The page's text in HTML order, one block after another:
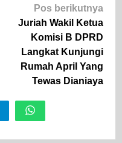
Pos berikutnya
Juriah Wakil Ketua
Komisi B DPRD
Langkat Kunjungi
Rumah April Yang
Tewas Dianiaya